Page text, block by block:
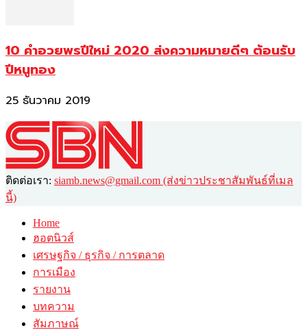
10 คำอวยพรปีใหม่ 2020 ส่งความหมายดีๆ ต้อนรับ
ปีหนูทอง
25 ธันวาคม 2019
ติดต่อเรา: siamb.news@gmail.com (ส่งข่าวประชาสัมพันธ์ที่เมล
นี้)
Home
ฮอตนิวส์
เศรษฐกิจ / ธุรกิจ / การตลาด
การเมือง
รายงาน
บทความ
สัมภาษณ์